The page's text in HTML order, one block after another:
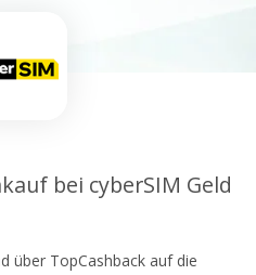
bei cyberSIM Geld
über TopCashback auf die